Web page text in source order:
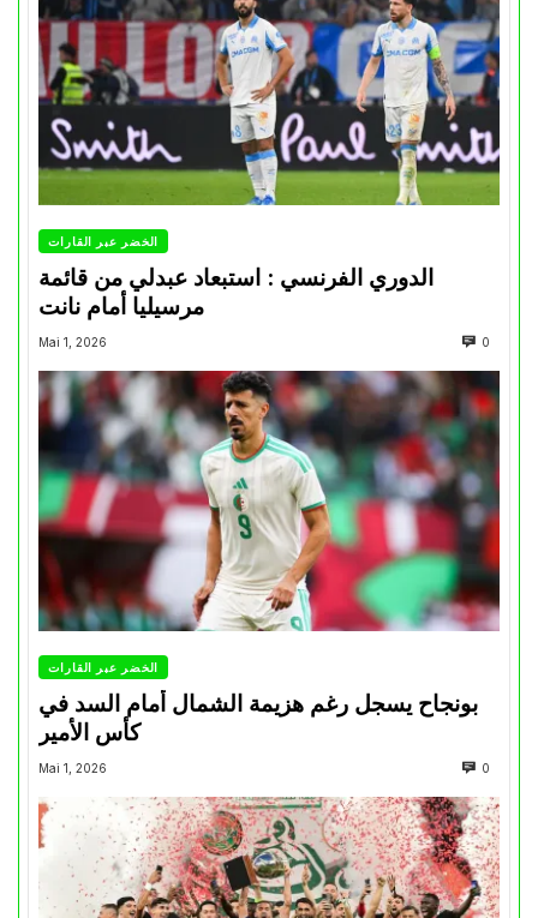
الخضر عبر القارات
الدوري الفرنسي : استبعاد عبدلي من قائمة
مرسيليا أمام نانت
Mai 1, 2026 0
الخضر عبر القارات
بونجاح يسجل رغم هزيمة الشمال أمام السد في
كأس الأمير
Mai 1, 2026 0